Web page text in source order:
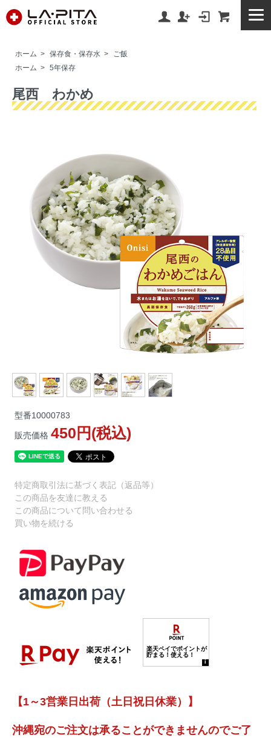
ホーム > 保存食・保存水 >
ご飯
ホーム > 5年保存
尾西 わかめ
型番10000783
販売価格450円(税込)
特定商取引法に基づく表記（返品等）
この商品を友達に教える
この商品について問い合わせる
買い物を続ける
【1～3営業日出荷（土日祝日休業）】
沖縄宛のご注文は承ることができませんのでご了